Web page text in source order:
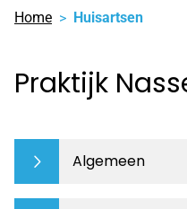
Home Huisartsen
Praktijk
Algemeen